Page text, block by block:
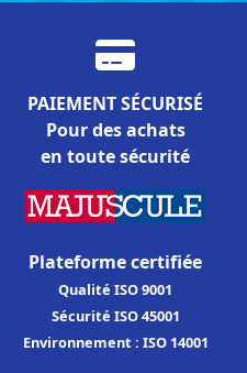
PAIEMENT SÉCURISÉ
Pour des achats
en toute sécurité
Plateforme certifiée
Qualité ISO 9001
Sécurité ISO 45001
Environnement : ISO 14001